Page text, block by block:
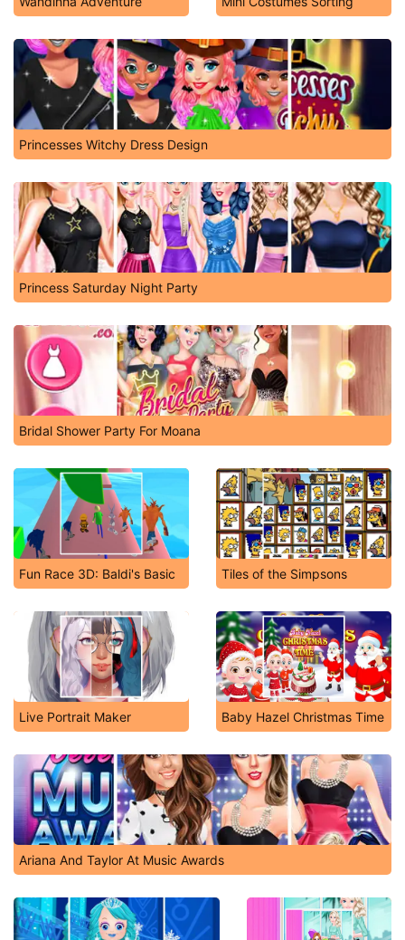
Princesses Witchy Dress Design
Princess Saturday Night Party
Bridal Shower Party For Moana
Fun Race 3D: Baldi's Basic Tiles of the Simpsons
Live Portrait Maker Baby Hazel Christmas Time
Ariana And Taylor At Music Awards